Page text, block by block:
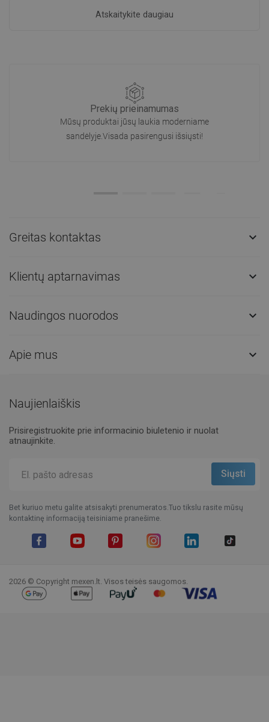
Atskaitykite daugiau
Prekių prieinamumas
Mūsų produktai jūsų laukia moderniame
sandėlyje.Visada pasirengusi išsiųsti!
Greitas kontaktas 
Klientų aptarnavimas 
Naudingos nuorodos 
Apie mus 
Naujienlaiškis
Prisiregistruokite prie informacinio biuletenio ir nuolat
atnaujinkite.
Bet kuriuo metu galite atsisakyti prenumeratos.Tuo tikslu rasite mūsų
kontaktinę informaciją teisiniame pranešime.
2026 © Copyright mexen.lt. Visos teisės saugomos.